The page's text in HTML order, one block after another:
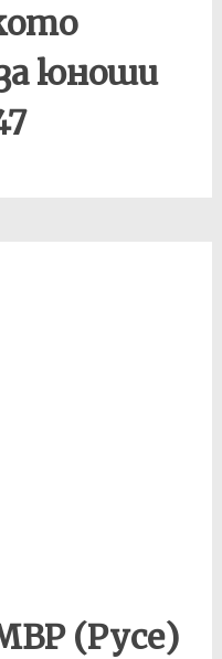
юноши
(Русе)